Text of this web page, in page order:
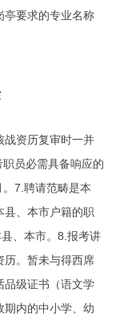
亭要求的专业名称
战资历复审时一并
员必需具备响应的
7.聘请范畴是本
县、本市户籍的职
、本市。8.报考讲
历。暂未与得西席
品级证书（语文学
期内的中小学、幼